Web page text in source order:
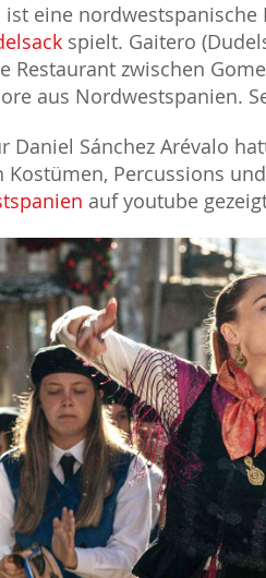
ist eine
spielt. Gaitero
Restaurant zwischen
aus Nordwestspanien.
Daniel Sánchez Arévalo
Percussions
auf youtube